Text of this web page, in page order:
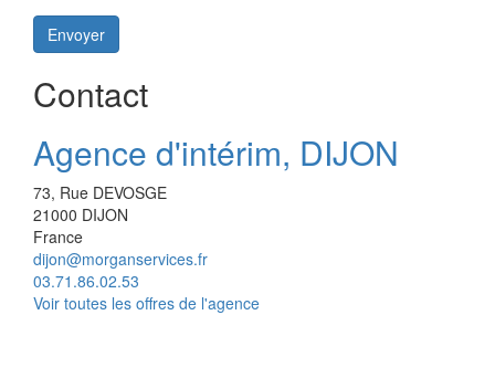
Envoyer
Contact
Agence d'intérim, DIJON
73, Rue DEVOSGE
21000 DIJON
France
dijon@morganservices.fr
03.71.86.02.53
Voir toutes les offres de l'agence